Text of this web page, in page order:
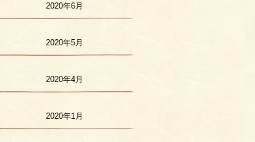
2020年6月
2020年5月
2020年4月
2020年1月